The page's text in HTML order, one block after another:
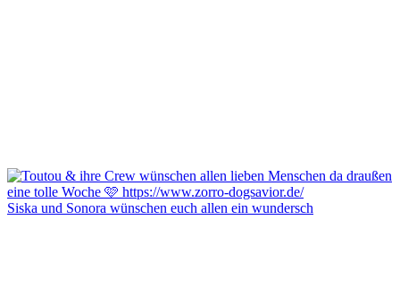
Siska und Sonora wünschen euch allen ein wundersch